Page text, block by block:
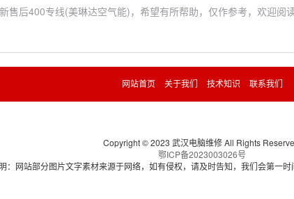
售后400专线(美琳达空气能)，希望有所帮助，仅作参考，欢迎阅
网站首页 关于我们 技术知识 联系我们
Copyright © 2023 武汉电脑维修 All Rights
鄂ICP备2023003026号
：网站部分图片文字素材来源于网络，如有侵权，请及时告知，我们会第一